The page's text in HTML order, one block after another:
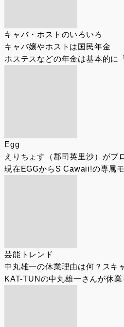
キャバ・ホストのいろいろ
キャバ嬢やホストは国民年金
ホステスなどの年金は基本的に
Egg
えりちょす（郡司英里沙）がブ
現在EGGからS Cawaii!の専属
芸能トレンド
中丸雄一の休業理由は何？スキ
KAT-TUNの中丸雄一さんが休